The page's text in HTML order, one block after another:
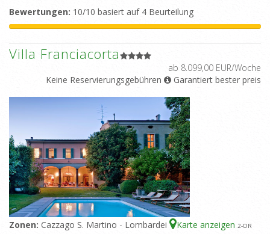
Bewertungen: 10/10 basiert auf 4 Beurteilung
Villa Franciacorta
ab 8.099,00 EUR/Woche
Keine Reservierungsgebühren
Garantiert bester preis
Zonen: Cazzago S. Martino - Lombardei Karte anzeigen 2-OR